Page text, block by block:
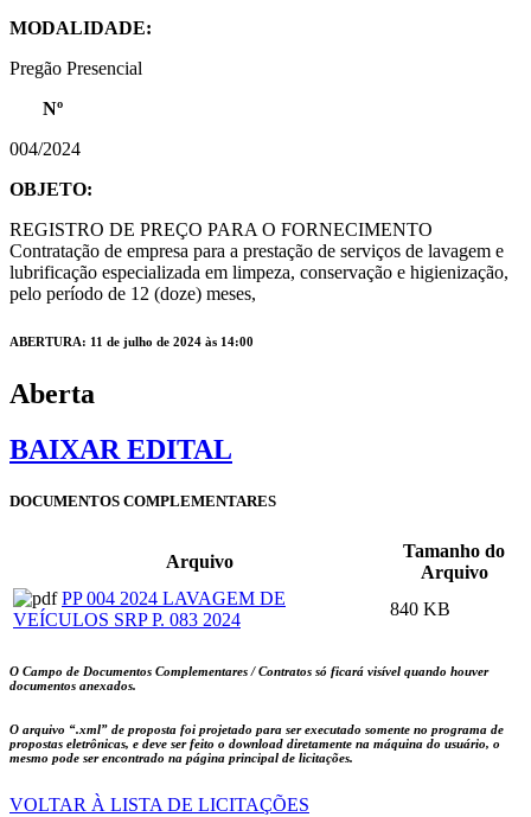
MODALIDADE:
Pregão Presencial
Nº
004/2024
OBJETO:
REGISTRO DE PREÇO PARA O FORNECIMENTO
Contratação de empresa para a prestação de serviços de lavagem e
lubrificação especializada em limpeza, conservação e higienização,
pelo período de 12 (doze) meses,
ABERTURA: 11 de julho de 2024 às 14:00
Aberta
BAIXAR EDITAL
DOCUMENTOS COMPLEMENTARES
Arquivo
Tamanho do
Arquivo
PP 004 2024 LAVAGEM DE
VEÍCULOS SRP P. 083 2024
840 KB
O Campo de Documentos Complementares / Contratos só ficará visível quando houver
documentos anexados.
O arquivo “.xml” de proposta foi projetado para ser executado somente no programa de
propostas eletrônicas, e deve ser feito o download diretamente na máquina do usuário, o
mesmo pode ser encontrado na página principal de licitações.
VOLTAR À LISTA DE LICITAÇÕES